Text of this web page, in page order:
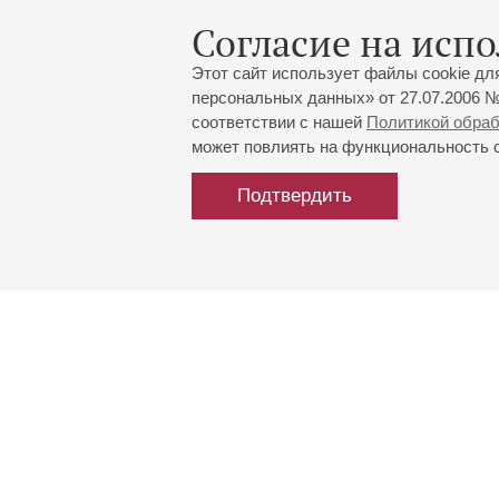
Согласие на
Этот сайт использует файлы cookie
персональных данных» от 27.07.2006
соответствии с нашей Политикой
может повлиять на функциональность
Подтвердить